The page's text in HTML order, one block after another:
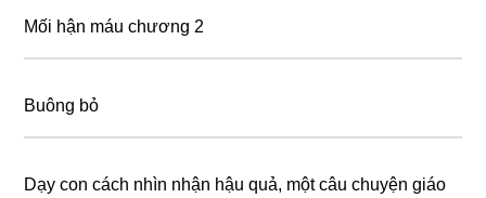
Mối hận máu chương 2
Buông bỏ
Dạy con cách nhìn nhận hậu quả, một câu chuyện giáo